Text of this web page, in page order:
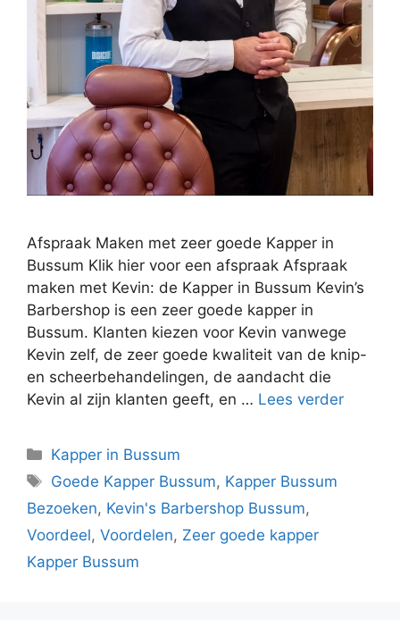
Afspraak Maken met zeer goede Kapper in
Bussum Klik hier voor een afspraak Afspraak
maken met Kevin: de Kapper in Bussum Kevin’s
Barbershop is een zeer goede kapper in
Bussum. Klanten kiezen voor Kevin vanwege
Kevin zelf, de zeer goede kwaliteit van de knip-
en scheerbehandelingen, de aandacht die
Kevin al zijn klanten geeft, en … Lees verder
Kapper in Bussum
Goede Kapper Bussum, Kapper Bussum
Bezoeken, Kevin's Barbershop Bussum,
Voordeel, Voordelen, Zeer goede kapper
Kapper Bussum